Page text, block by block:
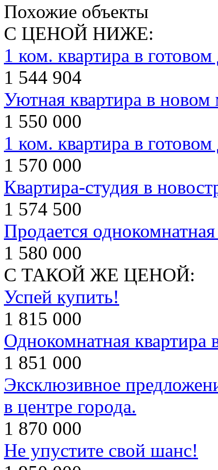
Похожие объекты
С ЦЕНОЙ НИЖЕ:
1 ком. квартира в
1 544 904
Уютная квартира в
1 550 000
1 ком. квартира в
1 570 000
Квартира-студия в
1 574 500
Продается
1 580 000
С ТАКОЙ ЖЕ ЦЕНОЙ:
Успей купить!
1 815 000
Однокомнатная квартира
1 851 000
Эксклюзивное
в центре города.
1 870 000
Не упустите свой шанс!